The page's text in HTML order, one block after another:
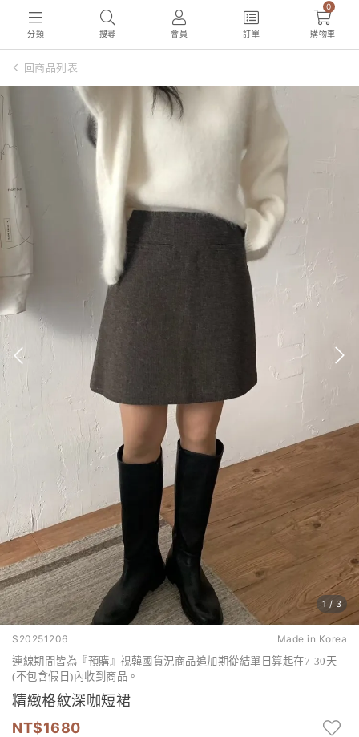
分類 搜尋 會員 訂單
0
購物車
回商品列表
1 / 3
S20251206
Made in Korea
連線期間皆為『預購』視韓國貨況商品追加期從結單日算起在7-30天
(不包含假日)內收到商品。
精緻格紋深咖短裙
1680